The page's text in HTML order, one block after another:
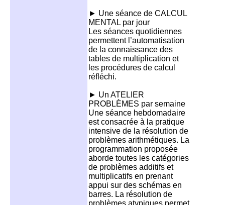
► Une séance de CALCUL
MENTAL par jour
Les séances quotidiennes
permettent l’automatisation
de la connaissance des
tables de multiplication et
les procédures de calcul
réfléchi.
► Un ATELIER
PROBLÈMES par semaine
Une séance hebdomadaire
est consacrée à la pratique
intensive de la résolution de
problèmes arithmétiques. La
programmation proposée
aborde toutes les catégories
de problèmes additifs et
multiplicatifs en prenant
appui sur des schémas en
barres. La résolution de
problèmes atypiques permet